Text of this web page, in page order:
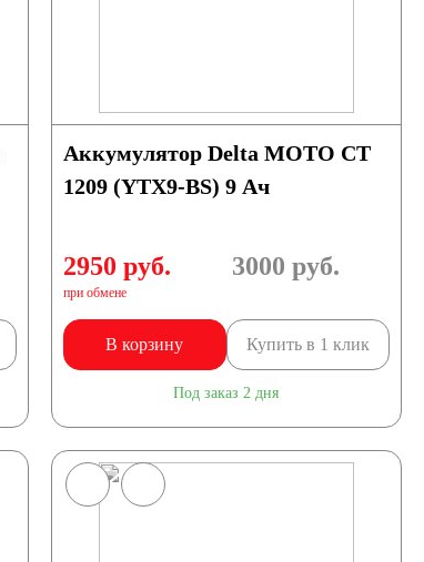
Аккумулятор Delta МОТО CT
1209 (YTX9-BS) 9 Ач
2950 руб.
при обмене
3000 руб.
В корзину Купить в 1 клик
Под заказ 2 дня